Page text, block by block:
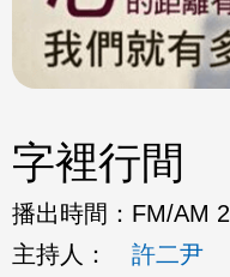
字裡行間
播出時間： FM/AM
主持人：
許二尹